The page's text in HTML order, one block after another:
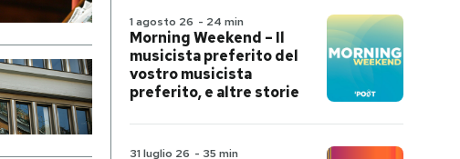
1 agosto 26 - 24 min
Morning Weekend – Il
musicista preferito del
vostro musicista
preferito, e altre storie
31 luglio 26 - 35 min